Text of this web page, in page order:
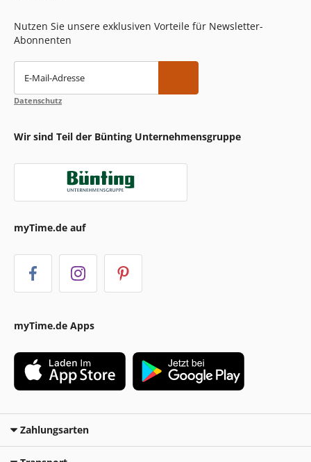
Nutzen Sie unsere exklusiven Vorteile für Newsletter-
Abonnenten
E-Mail-Adresse
Datenschutz
Wir sind Teil der Bünting Unternehmensgruppe
myTime.de auf
myTime.de Apps
Zahlungsarten